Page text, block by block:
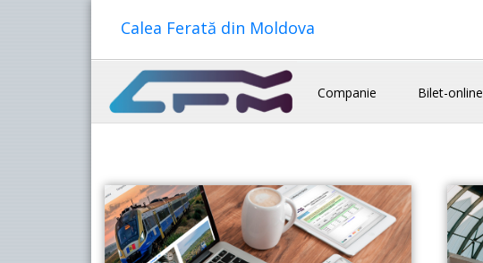
Calea Ferată din Moldova
Companie Bilet-online